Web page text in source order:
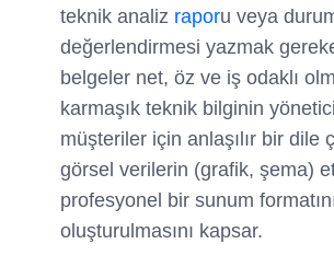
teknik analiz raporu veya
değerlendirmesi yazmak
belgeler net, öz ve iş odaklı
karmaşık teknik bilginin
müşteriler için anlaşılır bir dile
görsel verilerin (grafik, şema)
profesyonel bir sunum
oluşturulmasını kapsar.